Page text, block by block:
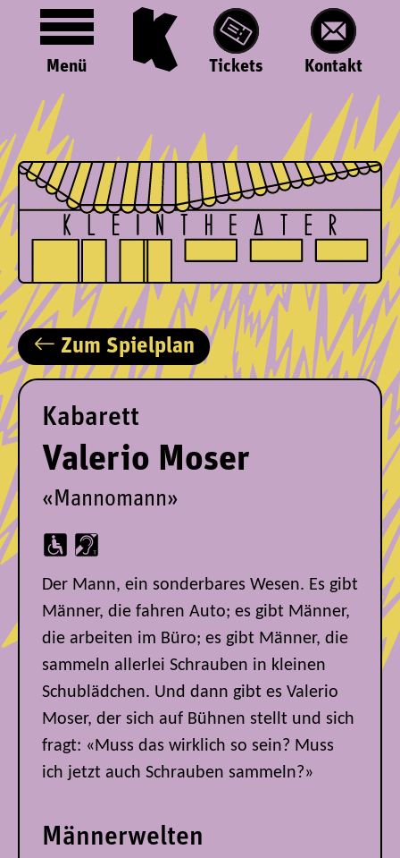
Menü Tickets Kontakt
Zum Spielplan
Kabarett
Valerio Moser
«Mannomann»
Der Mann, ein sonderbares Wesen. Es gibt
Männer, die fahren Auto; es gibt Männer,
die arbeiten im Büro; es gibt Männer, die
sammeln allerlei Schrauben in kleinen
Schublädchen. Und dann gibt es Valerio
Moser, der sich auf Bühnen stellt und sich
fragt: «Muss das wirklich so sein? Muss
ich jetzt auch Schrauben sammeln?»
Männerwelten